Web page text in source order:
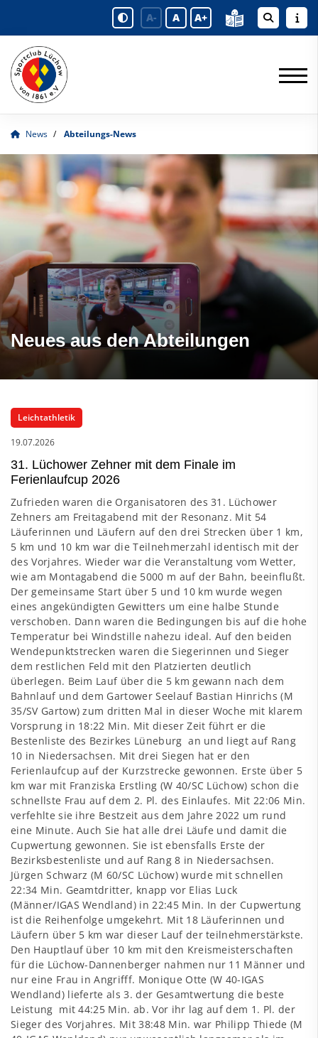
A- A A+
News Abteilungs-News
Neues aus den Abteilungen
Leichtathletik
19.07.2026
31. Lüchower Zehner mit dem Finale im
Ferienlaufcup 2026
Zufrieden waren die Organisatoren des 31. Lüchower
Zehners am Freitagabend mit der Resonanz. Mit 54
Läuferinnen und Läufern auf den drei Strecken über 1 km,
5 km und 10 km war die Teilnehmerzahl identisch mit der
des Vorjahres. Wieder war die Veranstaltung vom Wetter,
wie am Montagabend die 5000 m auf der Bahn, beeinflußt.
Der gemeinsame Start über 5 und 10 km wurde wegen
eines angekündigten Gewitters um eine halbe Stunde
verschoben. Dann waren die Bedingungen bis auf die hohe
Temperatur bei Windstille nahezu ideal. Auf den beiden
Wendepunktstrecken waren die Siegerinnen und Sieger
dem restlichen Feld mit den Platzierten deutlich
überlegen. Beim Lauf über die 5 km gewann nach dem
Bahnlauf und dem Gartower Seelauf Bastian Hinrichs (M
35/SV Gartow) zum dritten Mal in dieser Woche mit klarem
Vorsprung in 18:22 Min. Mit dieser Zeit führt er die
Bestenliste des Bezirkes Lüneburg an und liegt auf Rang
10 in Niedersachsen. Mit drei Siegen hat er den
Ferienlaufcup auf der Kurzstrecke gewonnen. Erste über 5
km war mit Franziska Erstling (W 40/SC Lüchow) schon die
schnellste Frau auf dem 2. Pl. des Einlaufes. Mit 22:06 Min.
verfehlte sie ihre Bestzeit aus dem Jahre 2022 um rund
eine Minute. Auch Sie hat alle drei Läufe und damit die
Cupwertung gewonnen. Sie ist ebensfalls Erste der
Bezirksbestenliste und auf Rang 8 in Niedersachsen.
Jürgen Schwarz (M 60/SC Lüchow) wurde mit schnellen
22:34 Min. Geamtdritter, knapp vor Elias Luck
(Männer/IGAS Wendland) in 22:45 Min. In der Cupwertung
ist die Reihenfolge umgekehrt. Mit 18 Läuferinnen und
Läufern über 5 km war dieser Lauf der teilnehmerstärkste.
Den Hauptlauf über 10 km mit den Kreismeisterschaften
für die Lüchow-Dannenberger nahmen nur 11 Männer und
nur eine Frau in Angrifff. Monique Otte (W 40-IGAS
Wendland) lieferte als 3. der Gesamtwertung die beste
Leistung mit 44:25 Min. ab. Vor ihr lag auf dem 1. Pl. der
Sieger des Vorjahres. Mit 38:48 Min. war Philipp Thiede (M